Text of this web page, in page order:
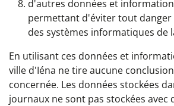
d'autres données et
permettant d'éviter tout danger
des systèmes informatiques de
En utilisant ces données et
ville d'Iéna ne tire aucune
concernée. Les données stockées
journaux ne sont pas stockées avec